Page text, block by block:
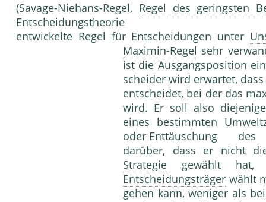
(Savage-Niehans-Re­gel, Regel des geringsten
Entscheidungstheorie
entwickelte Regel für Entscheidungen unter
Maximin-Regel sehr
ist die Ausgangsposition
scheider wird erwartet,
entscheidet, bei der das
wird. Er soll also
eines bestimmten
oder Enttäuschung
darüber, dass er nicht
Strategie gewählt hat,
Entscheidungsträger wählt
ge­hen kann, weniger als